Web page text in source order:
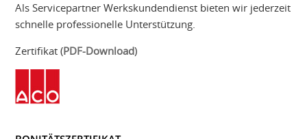
Als Servicepartner Werkskundendienst bieten wir jederzeit
schnelle professionelle Unterstützung.
Zertifikat (PDF-Download)